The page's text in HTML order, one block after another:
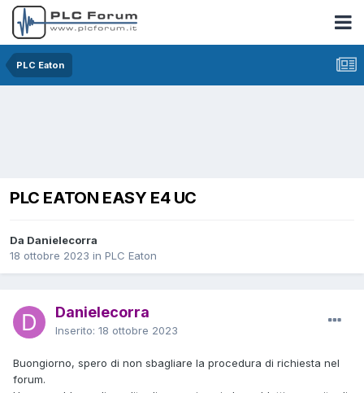
PLC Eaton
PLC EATON EASY E4 UC
Da Danielecorra
18 ottobre 2023 in PLC Eaton
Danielecorra
Inserito: 18 ottobre 2023
Buongiorno, spero di non sbagliare la procedura di richiesta nel
forum.